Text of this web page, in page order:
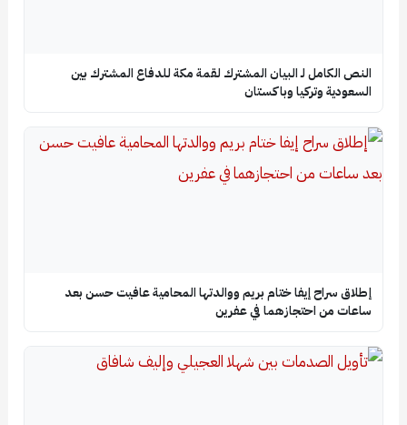
النص الكامل لـ البيان المشترك لقمة مكة للدفاع المشترك بين
السعودية وتركيا وباكستان
إطلاق سراح إيفا ختام بريم ووالدتها المحامية عافيت حسن بعد
ساعات من احتجازهما في عفرين